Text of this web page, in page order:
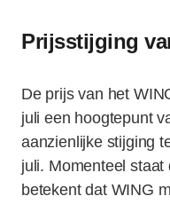
Prijsstijging
De prijs van het
juli een hoogtepunt
aanzienlijke stijging
juli. Momenteel
betekent dat WING